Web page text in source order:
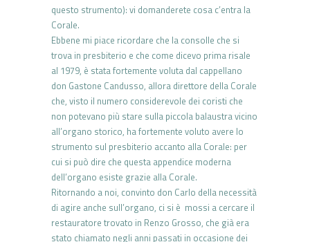
questo strumento): vi domanderete cosa c’entra la
Corale.
Ebbene mi piace ricordare che la consolle che si
trova in presbiterio e che come dicevo prima risale
al 1979, è stata fortemente voluta dal cappellano
don Gastone Candusso, allora direttore della Corale
che, visto il numero considerevole dei coristi che
non potevano più stare sulla piccola balaustra vicino
all’organo storico, ha fortemente voluto avere lo
strumento sul presbiterio accanto alla Corale: per
cui si può dire che questa appendice moderna
dell’organo esiste grazie alla Corale.
Ritornando a noi, convinto don Carlo della necessità
di agire anche sull’organo, ci si è mossi a cercare il
restauratore trovato in Renzo Grosso, che già era
stato chiamato negli anni passati in occasione dei